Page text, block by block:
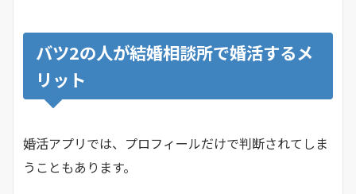
バツ2の人が結婚相談所で婚活するメ
リット
婚活アプリでは、プロフィールだけで判断されてしま
うこともあります。